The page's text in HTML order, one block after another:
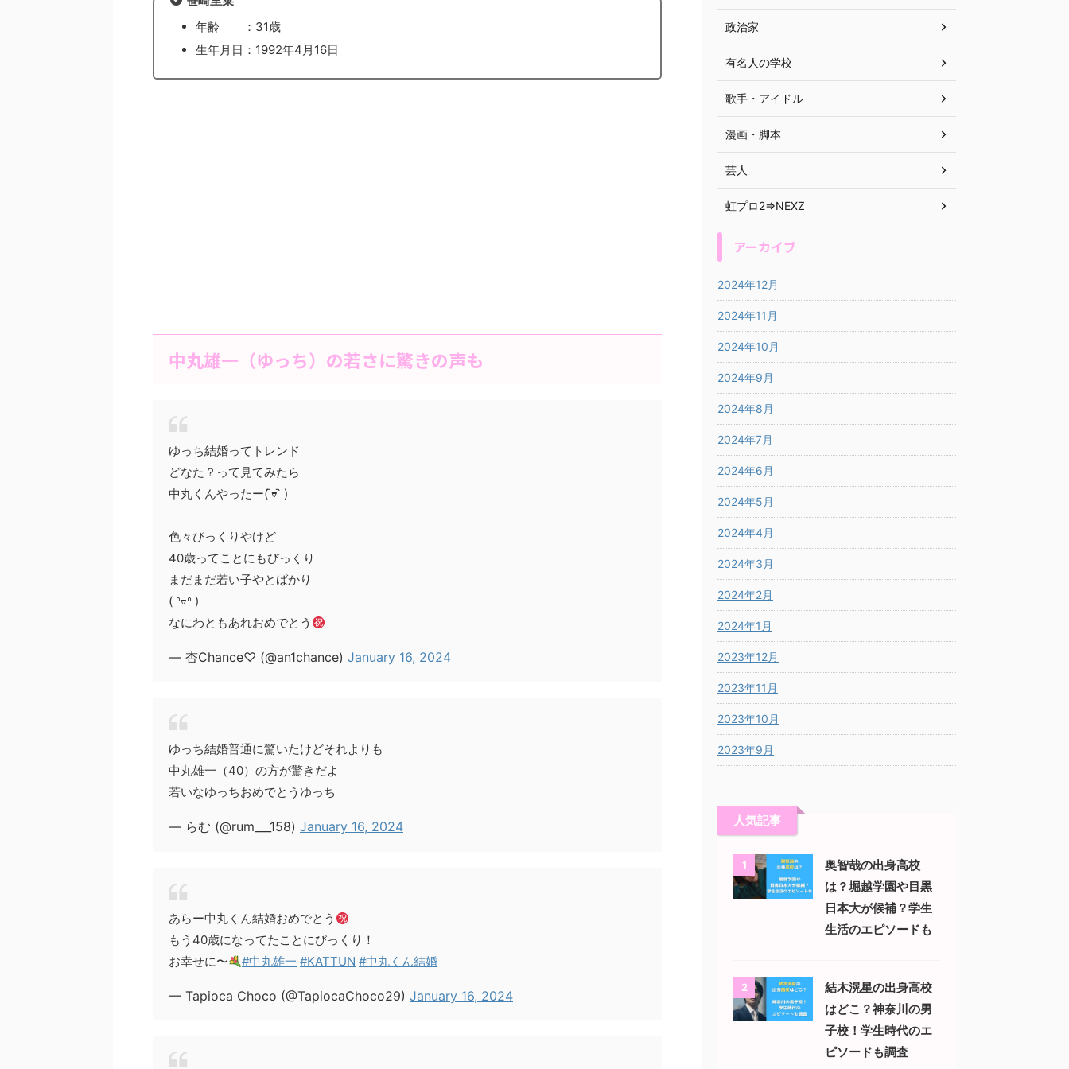
年齢 ：31歳
生年月日：1992年4月16日
中丸雄一（ゆっち）の若さに驚きの声も
ゆっち結婚ってトレンド
どなた？って見てみたら
中丸くんやったー( ᷇ᢦ ᷆ )
色々びっくりやけど
40歳ってことにもびっくり
まだまだ若い子やとばかり
( ᐢᢦᐢ )
なにわともあれおめでとう
— 杏Chance♡ (@an1chance) January 16, 2024
ゆっち結婚普通に驚いたけどそれよりも
中丸雄一（40）の方が驚きだよ
若いなゆっちおめでとうゆっち
— らむ (@rum___158) January 16, 2024
あらー中丸くん結婚おめでとう
もう40歳になってたことにびっくり！
お幸せに〜
#中丸雄一 #KATTUN #中丸くん結婚
— Tapioca Choco (@TapiocaChoco29) January 16, 2024
政治家
有名人の学校
歌手・アイドル
漫画・脚本
芸人
虹プロ2⇒NEXZ
アーカイブ
2024年12月
2024年11月
2024年10月
2024年9月
2024年8月
2024年7月
2024年6月
2024年5月
2024年4月
2024年3月
2024年2月
2024年1月
2023年12月
2023年11月
2023年10月
2023年9月
人気記事
1
奥智哉の出身高校
は？堀越学園や目黒
日本大が候補？学生
生活のエピソードも
2
結木滉星の出身高校
はどこ？神奈川の男
子校！学生時代のエ
ピソードも調査